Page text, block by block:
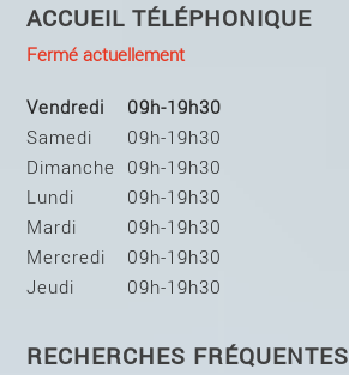
ACCUEIL TÉLÉPHONIQUE
Fermé actuellement
Vendredi
09h-19h30
Samedi
09h-19h30
Dimanche 09h-19h30
Lundi
09h-19h30
Mardi
09h-19h30
Mercredi
09h-19h30
Jeudi
09h-19h30
RECHERCHES FRÉQUENTES